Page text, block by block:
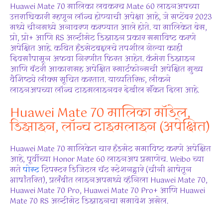
Huawei Mate 70 मालिका लवकरच Mate 60 लाइनअपच्या
उत्तराधिकारी म्हणून लॉन्च होण्याची अपेक्षा आहे, जे सप्टेंबर 2023
मध्ये चीनमध्ये अनावरण करण्यात आले होते. या मालिकेत बेस,
प्रो, प्रो+ आणि RS अल्टीमेट डिझाइन प्रकार समाविष्ट करणे
अपेक्षित आहे. कथित हँडसेटबद्दलचे तपशील गेल्या काही
दिवसांपासून अफवा गिरणीत फिरत आहेत. कॅमेरा डिझाइन
आणि बॅटरी आकारासह अपेक्षित स्मार्टफोन्सची अपेक्षित मुख्य
वैशिष्ट्ये लीक्स सूचित करतात. याव्यतिरिक्त, लीकने
लाइनअपच्या लॉन्च टाइमलाइनवर देखील संकेत दिला आहे.
Huawei Mate 70 मालिका मॉडेल,
डिझाइन, लॉन्च टाइमलाइन (अपेक्षित)
Huawei Mate 70 मालिकेत चार हँडसेट समाविष्ट करणे अपेक्षित
आहे, पूर्वीच्या Honor Mate 60 लाइनअप प्रमाणेच. Weibo च्या
मतेपोस्टटिपस्टर डिजिटल चॅट स्टेशनद्वारे (चीनी भाषेतून
भाषांतरित), प्रलंबीत लाइनअपमध्ये व्हॅनिला Huawei Mate 70,
Huawei Mate 70 Pro, Huawei Mate 70 Pro+ आणि Huawei
Mate 70 RS अल्टीमेट डिझाइनचा समावेश असेल.